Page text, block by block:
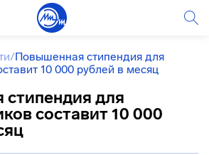
/Повышенная стипендия для
10 000 рублей в месяц
для
составит 10 000